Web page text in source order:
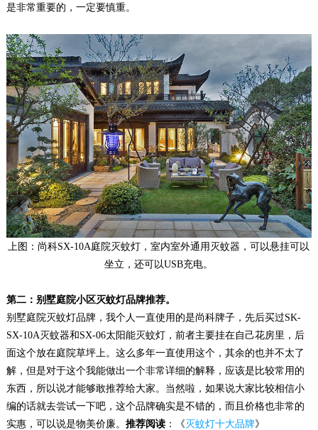
是非常重要的，一定要慎重。
上图：尚科SX-10A庭院灭蚊灯，室内室外通用灭蚊器，可以悬挂可以
坐立，还可以USB充电。
第二：别墅庭院小区灭蚊灯品牌推荐。
别墅庭院灭蚊灯品牌，我个人一直使用的是尚科牌子，先后买过SK-
SX-10A灭蚊器和SX-06太阳能灭蚊灯，前者主要挂在自己花房里，后
面这个放在庭院草坪上。这么多年一直使用这个，其余的也并不太了
解，但是对于这个我能做出一个非常详细的解释，应该是比较常用的
东西，所以说才能够敢推荐给大家。当然啦，如果说大家比较相信小
编的话就去尝试一下吧，这个品牌确实是不错的，而且价格也非常的
实惠，可以说是物美价廉。 推荐阅读：《灭蚊灯十大品牌》